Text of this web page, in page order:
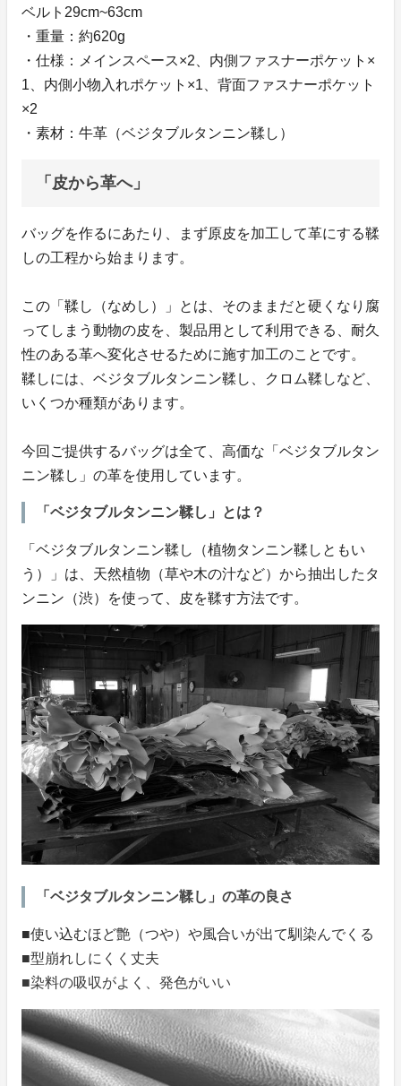
ベルト29cm~63cm
・重量：約620g
・仕様：メインスペース×2、内側ファスナーポケット×
1、内側小物入れポケット×1、背面ファスナーポケット
×2
・素材：牛革（ベジタブルタンニン鞣し）
「皮から革へ」
バッグを作るにあたり、まず原皮を加工して革にする鞣
しの工程から始まります。
この「鞣し（なめし）」とは、そのままだと硬くなり腐
ってしまう動物の皮を、製品用として利用できる、耐久
性のある革へ変化させるために施す加工のことです。
鞣しには、ベジタブルタンニン鞣し、クロム鞣しなど、
いくつか種類があります。
今回ご提供するバッグは全て、高価な「ベジタブルタン
ニン鞣し」の革を使用しています。
「ベジタブルタンニン鞣し」とは？
「ベジタブルタンニン鞣し（植物タンニン鞣しともい
う）」は、天然植物（草や木の汁など）から抽出したタ
ンニン（渋）を使って、皮を鞣す方法です。
「ベジタブルタンニン鞣し」の革の良さ
■使い込むほど艶（つや）や風合いが出て馴染んでくる
■型崩れしにくく丈夫
■染料の吸収がよく、発色がいい